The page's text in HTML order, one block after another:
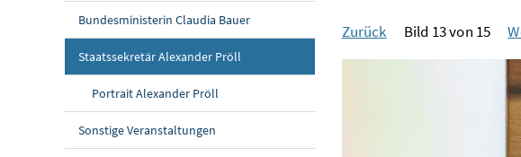
Bundesministerin Claudia Bauer
Staatssekretär Alexander Pröll
Portrait Alexander Pröll
Sonstige Veranstaltungen
Zurück Bild 13 von 15